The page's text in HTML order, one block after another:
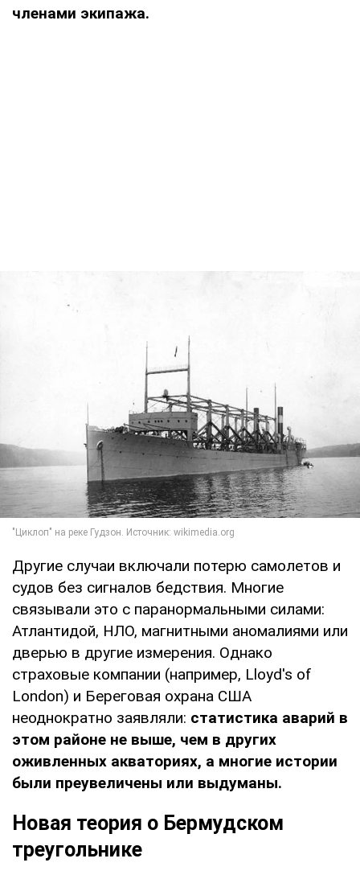
членами экипажа.
Другие случаи включали потерю самолетов и
судов без сигналов бедствия. Многие
связывали это с паранормальными силами:
Атлантидой, НЛО, магнитными аномалиями или
дверью в другие измерения. Однако
страховые компании (например, Lloyd's of
London) и Береговая охрана США
неоднократно заявляли: статистика аварий в
этом районе не выше, чем в других
оживленных акваториях, а многие истории
были преувеличены или выдуманы.
Новая теория о Бермудском
треугольнике